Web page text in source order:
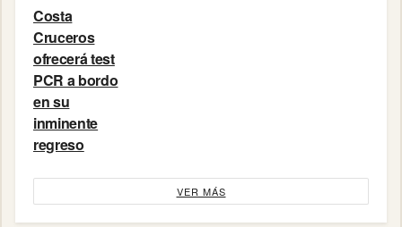
Costa
Cruceros
ofrecerá test
PCR a bordo
en su
inminente
regreso
VER MÁS